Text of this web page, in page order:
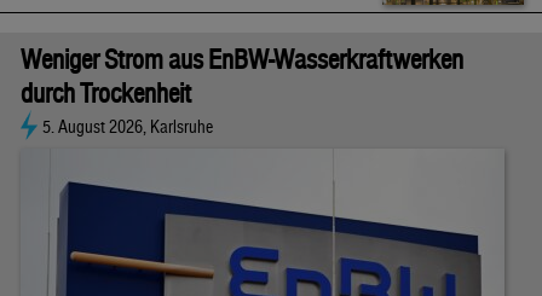
Weniger Strom aus EnBW-Wasserkraftwerken
durch Trockenheit
5. August 2026, Karlsruhe